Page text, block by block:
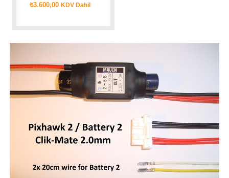
₺3.600,00KDV Dahil